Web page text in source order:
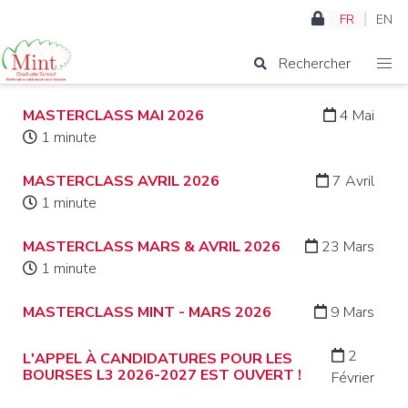
FR EN
Rechercher
MASTERCLASS MAI 2026
4 Mai
1 minute
MASTERCLASS AVRIL 2026
7 Avril
1 minute
MASTERCLASS MARS & AVRIL 2026
23 Mars
1 minute
MASTERCLASS MINT - MARS 2026 9 Mars
L'APPEL À CANDIDATURES POUR LES
BOURSES L3 2026-2027 EST OUVERT !
2
Février